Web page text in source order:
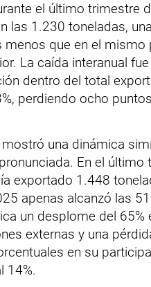
el último trimestre
las 1.230 toneladas,
menos que en el mismo
La caída interanual
dentro del total
perdiendo ocho
mostró una dinámica
En el último
exportado 1.448
apenas alcanzó las
un desplome del 65%
externas y una
en su
14%.